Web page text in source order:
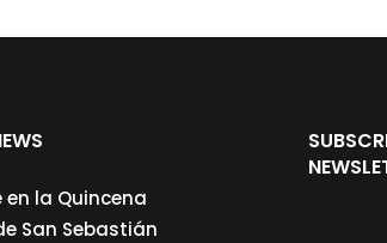
en la Quincena
San Sebastián